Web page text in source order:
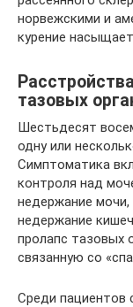
норвежскими и
курение
тазовых
Шестьдесят
одну или
Симптоматика
контроля над
недержание мочи,
недержание
пролапс тазовых
связанную со
Среди пациентов